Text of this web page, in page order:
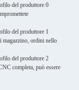
magazzino, ordini nello
completa, può essere